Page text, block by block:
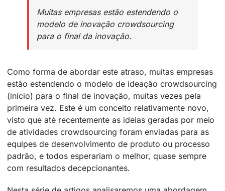
Muitas empresas estão estendendo o
modelo de inovação crowdsourcing
para o final da inovação.
Como forma de abordar este atraso, muitas empresas
estão estendendo o modelo de ideação crowdsourcing
(início) para o final de inovação, muitas vezes pela
primeira vez. Este é um conceito relativamente novo,
visto que até recentemente as ideias geradas por meio
de atividades crowdsourcing foram enviadas para as
equipes de desenvolvimento de produto ou processo
padrão, e todos esperariam o melhor, quase sempre
com resultados decepcionantes.